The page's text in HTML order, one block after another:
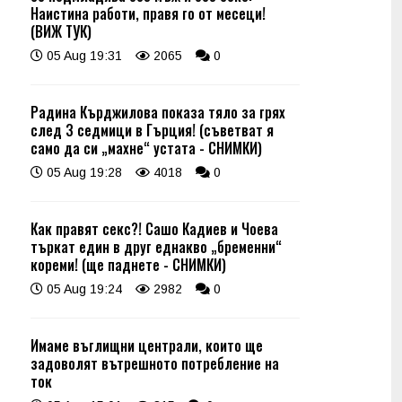
Наистина работи, правя го от месеци!
(ВИЖ ТУК)
05 Aug 19:31 2065 0
Радина Кърджилова показа тяло за грях
след 3 седмици в Гърция! (съветват я
само да си „махне“ устата - СНИМКИ)
05 Aug 19:28 4018 0
Как правят секс?! Сашо Кадиев и Чоева
търкат един в друг еднакво „бременни“
кореми! (ще паднете - СНИМКИ)
05 Aug 19:24 2982 0
Имаме въглищни централи, които ще
задоволят вътрешното потребление на
ток